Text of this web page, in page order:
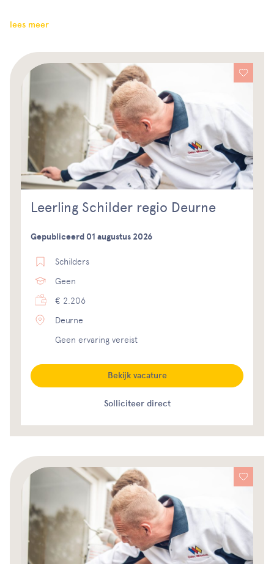
lees meer
Leerling Schilder regio Deurne
Gepubliceerd 01 augustus 2026
Schilders
Geen
€ 2.206
Deurne
Geen ervaring vereist
Solliciteer direct
Bekijk vacature